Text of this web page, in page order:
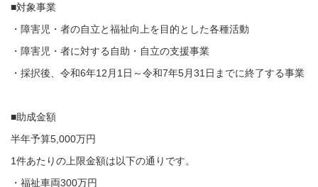
■対象事業
・障害児・者の自立と福祉向上を目的とした各種活動
・障害児・者に対する自助・自立の支援事業
・採択後、令和6年12月1日～令和7年5月31日までに終了する事業
■助成金額
半年予算5,000万円
1件あたりの上限金額は以下の通りです。
・福祉車両300万円